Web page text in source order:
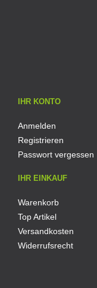
IHR KONTO
Anmelden
Registrieren
Passwort vergessen
IHR EINKAUF
Warenkorb
Top Artikel
Versandkosten
Widerrufsrecht